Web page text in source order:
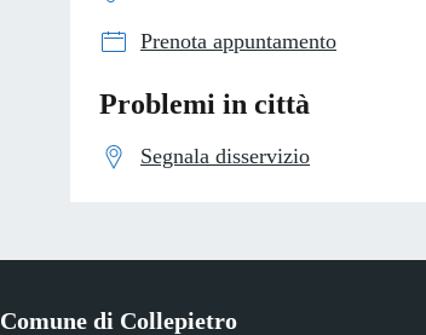
Prenota appuntamento
Problemi in città
Segnala disservizio
Comune di Collepietro